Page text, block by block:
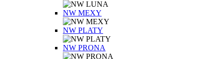
NW MEXY
NW PLATY
NW PRONA